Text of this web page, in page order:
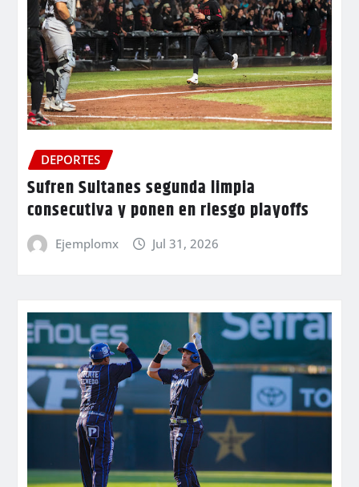
DEPORTES
Sufren Sultanes segunda limpia
consecutiva y ponen en riesgo playoffs
Ejemplomx Jul 31, 2026